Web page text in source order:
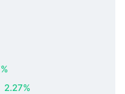
från den
2.27%